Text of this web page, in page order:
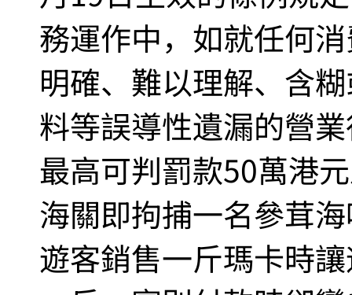
務運作中，如就任何
明確、難以理解、含
料等誤導性遺漏的營
最高可判罰款50萬港
海關即拘捕一名參茸
遊客銷售一斤瑪卡時